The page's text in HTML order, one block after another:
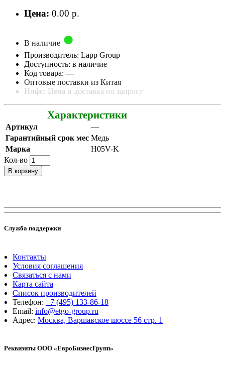
Цена: 0.00 р.
В наличие
Производитель: Lapp Group
Доступность: в наличие
Код товара:—
Оптовые поставки из Китая
Инфо: Цена и доставка по запросу
Характеристики
Артикул
—
Гарантийный срок мес Медь
Марка
H05V-K
Кол-во
В корзину
Служба поддержки
Контакты
Условия соглашения
Связаться с нами
Карта сайта
Список производителей
Телефон: +7 (495) 133-86-18
Email: info@etgo-group.ru
Адрес: Москва, Варшавское шоссе 56 стр. 1
Реквизиты ООО «ЕвроБизнесГрупп»